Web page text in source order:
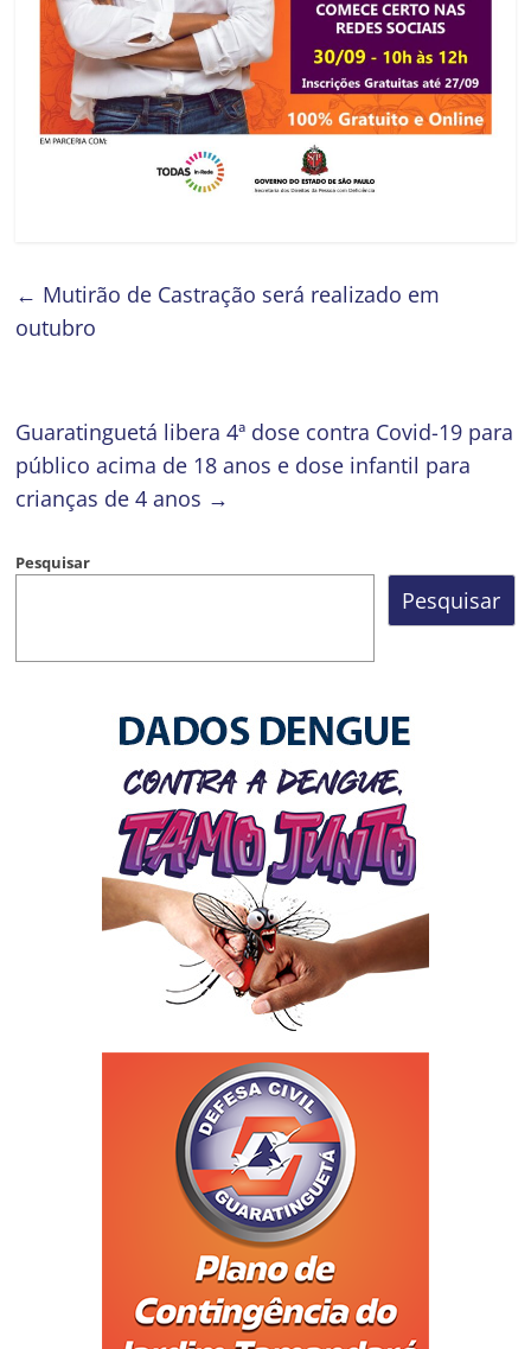
← Mutirão de Castração será realizado em
outubro
Guaratinguetá libera 4ª dose contra Covid-19 para
público acima de 18 anos e dose infantil para
crianças de 4 anos →
Pesquisar
Pesquisar